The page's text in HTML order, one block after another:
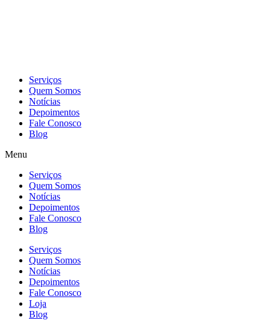
Serviços
Quem Somos
Notícias
Depoimentos
Fale Conosco
Blog
Menu
Serviços
Quem Somos
Notícias
Depoimentos
Fale Conosco
Blog
Serviços
Quem Somos
Notícias
Depoimentos
Fale Conosco
Loja
Blog